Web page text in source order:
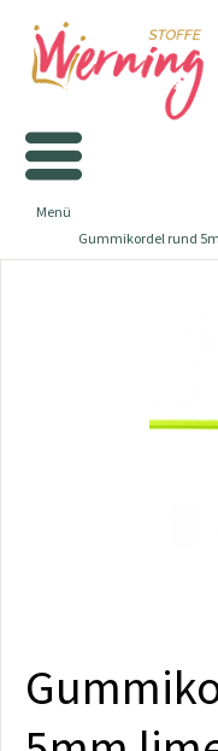
Menü
Gummikordel rund